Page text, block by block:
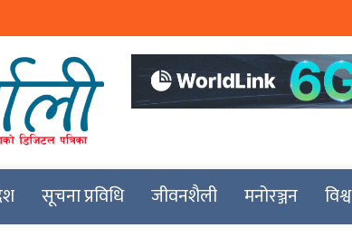
सूचना प्रविधि जीवनशैली मनोरञ्जन विश्व